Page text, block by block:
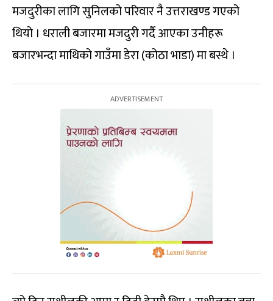
मजदुरीका लागि सुनिलको परिवार नै उत्तराखण्ड गएको
थियो । धराली बजारमा मजदुरी गर्दै आएका उनीहरू
बजारभन्दा माथिको गाउँमा डेरा (कोठा भाडा) मा बस्थे ।